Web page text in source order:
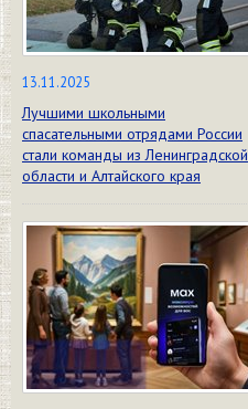
13.11.2025
Лучшими школьными
спасательными отрядами России
стали команды из Ленинградской
области и Алтайского края